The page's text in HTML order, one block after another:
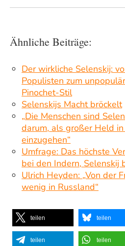
Ähnliche Beiträge:
Der wirkliche Selenskij:
Populisten zum
Pinochet-Stil
Selenskijs Macht bröckelt
„Die Menschen sind
darum, als großer Held
einzugehen“
Umfrage: Das höchste
bei den Indern, Selenskij
Ulrich Heyden: „Von der
wenig in Russland“
teilen teilen
teilen teilen